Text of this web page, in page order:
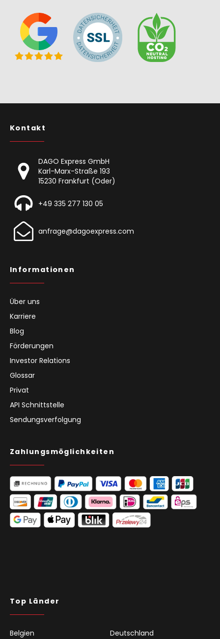
Kontakt
DAGO Express GmbH
Karl-Marx-Straße 193
15230 Frankfurt (Oder)
+49 335 277 130 05
anfrage@dagoexpress.com
Informationen
Über uns
Karriere
Blog
Förderungen
Investor Relations
Glossar
Privat
API Schnittstelle
Sendungsverfolgung
Zahlungsmöglichkeiten
Top Länder
Belgien
Deutschland